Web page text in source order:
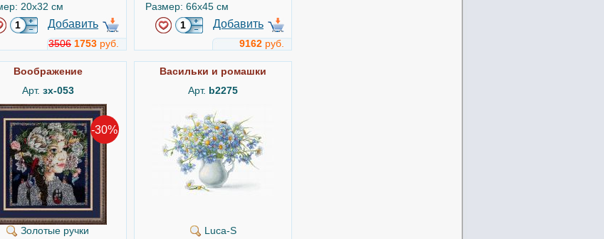
20x32 см
Добавить
3506 1753 руб.
Размер: 66x45 см
Добавить
9162 руб.
Воображение
Арт. зх-053
-30%
Золотые ручки
Васильки и ромашки
Арт. b2275
Luca-S